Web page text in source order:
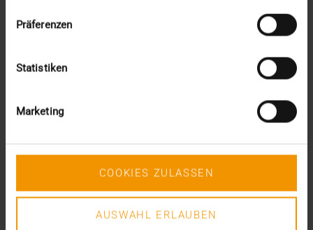
Präferenzen
Statistiken
Marketing
COOKIES ZULASSEN
AUSWAHL ERLAUBEN
radprax MVZ GmbH optimiert
Datenmanagement
01.11.2012
Als JiveX in der radprax Gruppe pünktlich am 1. Juli